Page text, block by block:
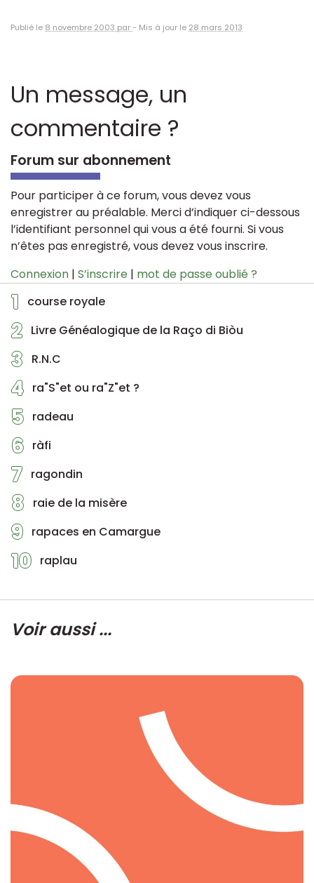
1 course royale
2 Livre Généalogique de la Raço di Biòu
3 R.N.C
4 ra"S"et ou ra"Z"et ?
5 radeau
6 ràfi
7 ragondin
8 raie de la misère
9 rapaces en Camargue
10 raplau
Publié le 8 novembre 2003 par- Mis à jour le 28 mars 2013
Un message, un
commentaire ?
Forum sur abonnement
Pour participer à ce forum, vous devez vous
enregistrer au préalable. Merci d’indiquer ci-dessous
l’identifiant personnel qui vous a été fourni. Si vous
n’êtes pas enregistré, vous devez vous inscrire.
Connexion | S’inscrire | mot de passe oublié ?
Voir aussi ...